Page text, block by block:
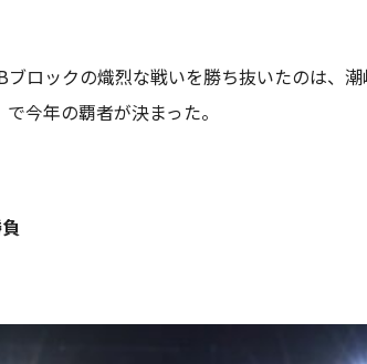
ロックの熾烈な戦いを勝ち抜いたのは、
で今年の覇者が決まった。